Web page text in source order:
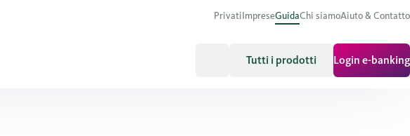
PrivatiImpreseGuidaChi siamoAiuto & Contatto
Tutti i prodotti Login e-banking